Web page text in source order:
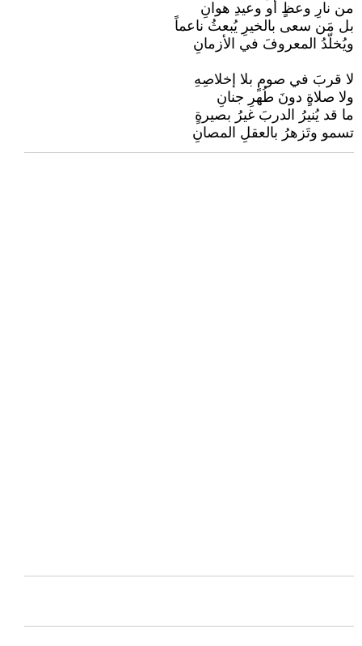
من نارِ وعظٍ أو وعيدِ هوانِ
بل مَن سعى بالخيرِ يُبعثُ ناعماً
ويُخلّدُ المعروفَ في الأزمانِ
لا قربَ في صومٍ بلا إخلاصِهِ
ولا صلاةٍ دونَ طُهرِ جنانِ
ما قد يُنيرُ الدربَ غيرُ بصيرةٍ
تسمو وتَزهرُ بالعقلِ المصانِ